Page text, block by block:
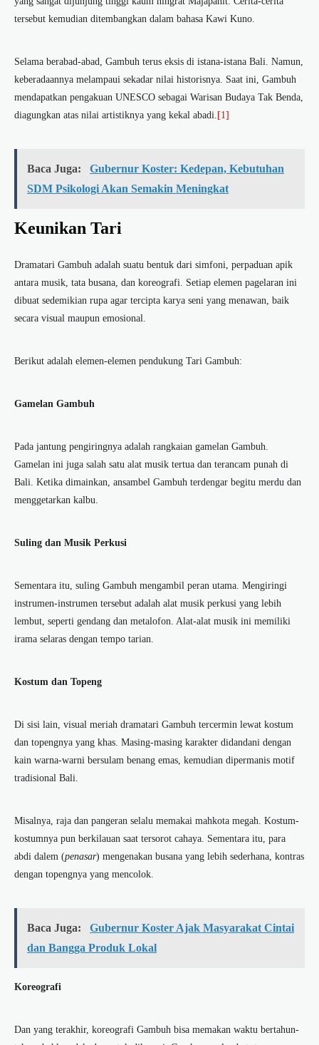
tersebut kemudian ditembangkan dalam bahasa Kawi Kuno.
Selama berabad-abad, Gambuh terus eksis di istana-istana Bali. Namun,
keberadaannya melampaui sekadar nilai historisnya. Saat ini, Gambuh
mendapatkan pengakuan UNESCO sebagai Warisan Budaya Tak Benda,
diagungkan atas nilai artistiknya yang kekal abadi. [1]
Baca Juga:
Gubernur Koster: Kedepan, Kebutuhan
SDM Psikologi Akan Semakin Meningkat
Keunikan Tari
Dramatari Gambuh adalah suatu bentuk dari simfoni, perpaduan apik
antara musik, tata busana, dan koreografi. Setiap elemen pagelaran ini
dibuat sedemikian rupa agar tercipta karya seni yang menawan, baik
secara visual maupun emosional.
Berikut adalah elemen-elemen pendukung Tari Gambuh:
Gamelan Gambuh
Pada jantung pengiringnya adalah rangkaian gamelan Gambuh.
Gamelan ini juga salah satu alat musik tertua dan terancam punah di
Bali. Ketika dimainkan, ansambel Gambuh terdengar begitu merdu dan
menggetarkan kalbu.
Suling dan Musik Perkusi
Sementara itu, suling Gambuh mengambil peran utama. Mengiringi
instrumen-instrumen tersebut adalah alat musik perkusi yang lebih
lembut, seperti gendang dan metalofon. Alat-alat musik ini memiliki
irama selaras dengan tempo tarian.
Kostum dan Topeng
Di sisi lain, visual meriah dramatari Gambuh tercermin lewat kostum
dan topengnya yang khas. Masing-masing karakter didandani dengan
kain warna-warni bersulam benang emas, kemudian dipermanis motif
tradisional Bali.
Misalnya, raja dan pangeran selalu memakai mahkota megah. Kostum-
kostumnya pun berkilauan saat tersorot cahaya. Sementara itu, para
abdi dalem (penasar) mengenakan busana yang lebih sederhana, kontras
dengan topengnya yang mencolok.
Baca Juga:
Gubernur Koster Ajak Masyarakat Cintai
dan Bangga Produk Lokal
Koreografi
Dan yang terakhir, koreografi Gambuh bisa memakan waktu bertahun-